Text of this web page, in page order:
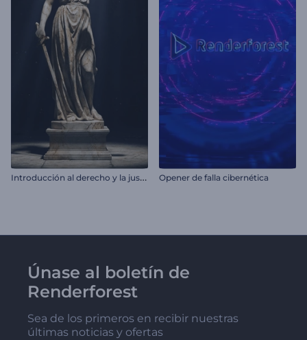
I
ntroducción al derecho y la justicia Opener de falla cibernética
Únase al boletín de
Renderforest
Sea de los primeros en recibir nuestras
últimas noticias y ofertas